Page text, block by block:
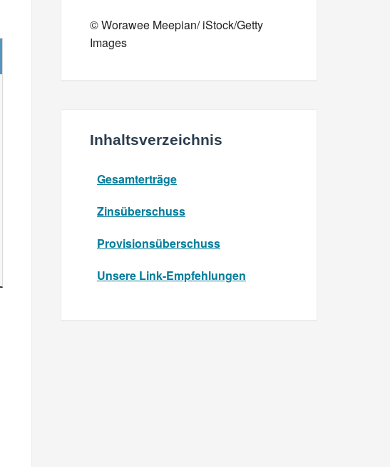
© Worawee Meepian/ iStock/Getty
Images
Inhaltsverzeichnis
Gesamterträge
Zinsüberschuss
Provisionsüberschuss
Unsere Link-Empfehlungen